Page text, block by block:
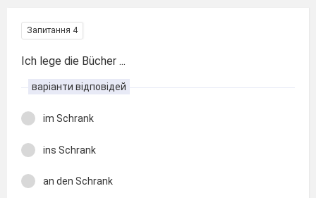
Запитання 4
Ich lege die Bücher ...
варіанти відповідей
im Schrank
ins Schrank
an den Schrank